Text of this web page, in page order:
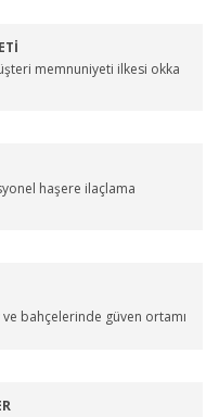
memnuniyeti ilkesi okka
haşere ilaçlama
bahçelerinde güven ortamı